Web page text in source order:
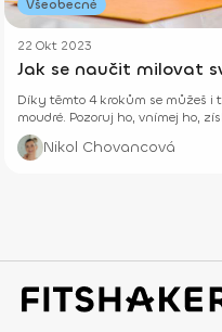
Všeobecné
22 Okt 2023
Jak se naučit milovat
Díky těmto 4 krokům se můžeš i
moudré. Pozoruj ho, vnímej ho,
Nikol Chovancová